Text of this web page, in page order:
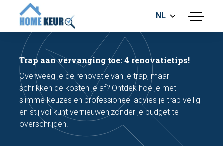
menu
BOUWKUNDIGE KEURING
ENERGIELABEL
MEETRAPPORT
FUNDERINGSRISICO ONDERZOEK
NL
Trap aan vervanging toe: 4 renovatietips!
Overweeg je de renovatie van je trap, maar
schrikken de kosten je af? Ontdek hoe je met
slimme keuzes en professioneel advies je trap veilig
en stijlvol kunt vernieuwen zonder je budget te
overschrijden.